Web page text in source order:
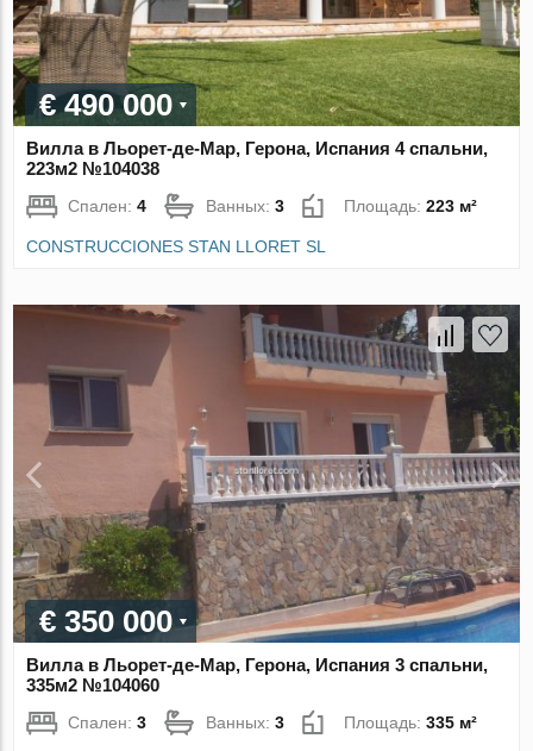
€ 490 000
Вилла в Льорет-де-Мар, Герона, Испания 4 спальни,
223м2 №104038
Спален:4 Ванных:3 Площадь:223 м²
CONSTRUCCIONES STAN LLORET SL
€ 350 000
Вилла в Льорет-де-Мар, Герона, Испания 3 спальни,
335м2 №104060
Спален:3 Ванных:3 Площадь:335 м²